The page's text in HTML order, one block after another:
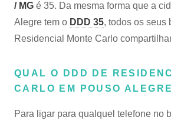
/ MG é 35. Da mesma forma que a
Alegre tem o DDD 35, todos os seus
Residencial Monte Carlo
QUAL O DDD DE
CARLO EM POUSO
Para ligar para qualquel telefone no